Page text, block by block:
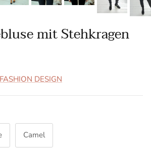
mit Stehkragen
DESIGN
Camel